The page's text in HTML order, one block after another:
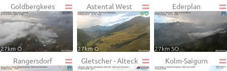
Goldbergkees
27km O
Astental West
27km O
Ederplan
27km SO
Rangersdorf Gletscher - Alteck Kolm-Saigurn